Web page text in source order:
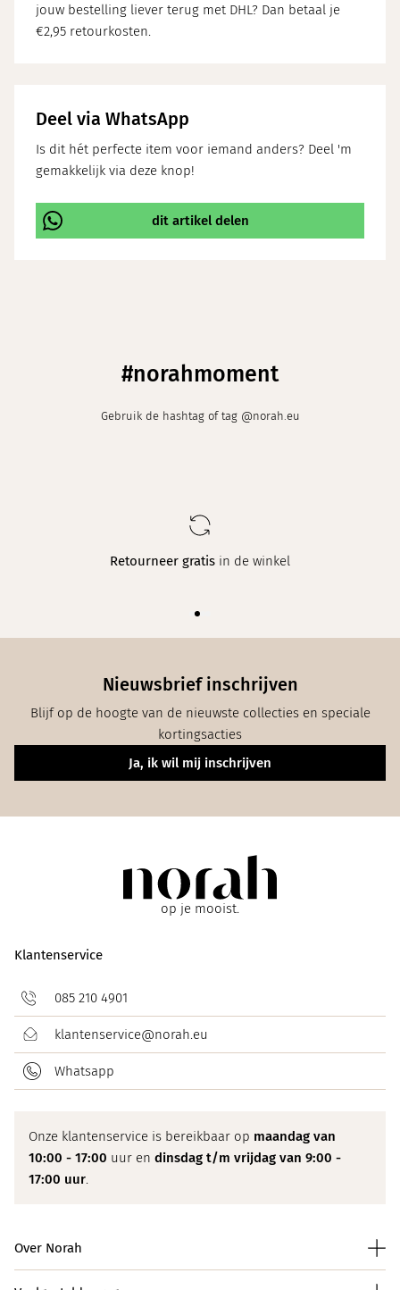
jouw bestelling liever terug met DHL? Dan betaal je
€2,95 retourkosten.
Deel via WhatsApp
Is dit hét perfecte item voor iemand anders? Deel 'm
gemakkelijk via deze knop!
dit artikel delen
#norahmoment
Gebruik de hashtag of tag @norah.eu
Elke weekeen nieuwe collectie in maat 34 t/m 48
Nieuwsbrief inschrijven
Blijf op de hoogte van de nieuwste collecties en speciale
kortingsacties
Ja, ik wil mij inschrijven
op je mooist.
Klantenservice
085 210 4901
klantenservice@norah.eu
Whatsapp
Onze klantenservice is bereikbaar op maandag van
10:00 - 17:00 uur en dinsdag t/m vrijdag van 9:00 -
17:00 uur.
Over Norah